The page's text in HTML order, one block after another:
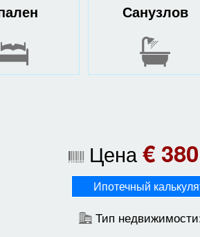
Санузлов
Цена€
Ипотечный
Тип